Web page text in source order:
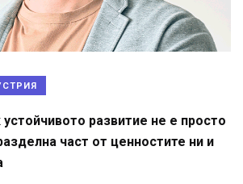
развитие не е просто
част от ценностите ни и